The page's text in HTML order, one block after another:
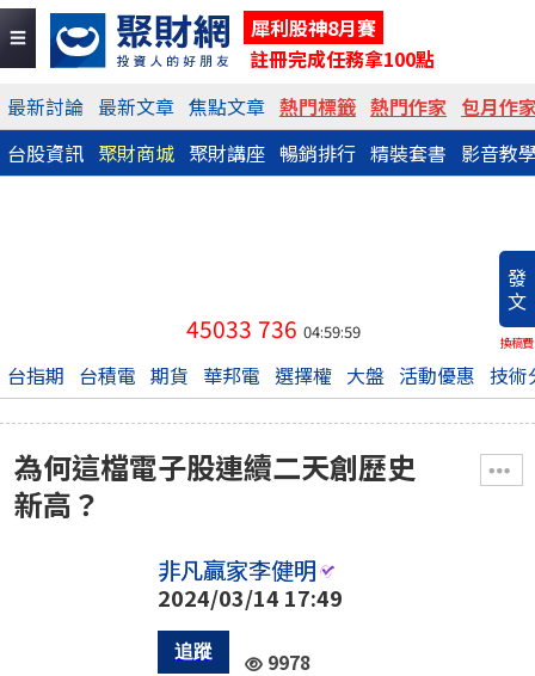
犀利股神8月賽
註冊完成任務拿100點
最新討論 最新文章 焦點文章 熱門標籤 熱門作家 包月作
台股資訊 聚財商城 聚財講座 暢銷排行 精裝套書 影音教
發
文
換稿費
45033 736 04:59:59
台指期 台積電 期貨 華邦電 選擇權 大盤 活動優惠 技術
為何這檔電子股連續二天創歷史
新高？
非凡贏家李健明
2024/03/14 17:49
9978